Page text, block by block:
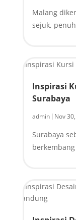
Malang
sejuk,
Inspirasi
Surabaya
admin Nov
Surabaya